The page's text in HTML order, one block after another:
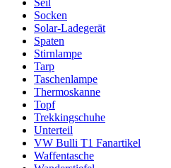
Seil
Socken
Solar-Ladegerät
Spaten
Stirnlampe
Tarp
Taschenlampe
Thermoskanne
Topf
Trekkingschuhe
Unterteil
VW Bulli T1 Fanartikel
Waffentasche